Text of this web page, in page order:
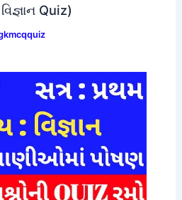
Quiz)